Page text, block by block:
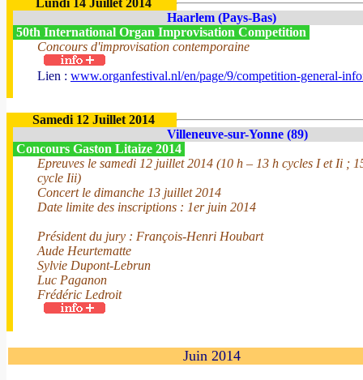
Lundi 14 Juillet 2014
Haarlem (Pays-Bas)
50th International Organ Improvisation Competition
Concours d'improvisation contemporaine
Lien : www.organfestival.nl/en/page/9/competition-general-
Samedi 12 Juillet 2014
Villeneuve-sur-Yonne (89)
Concours Gaston Litaize 2014
Epreuves le samedi 12 juillet 2014 (10 h – 13 h cycles I et Ii ;
cycle Iii)
Concert le dimanche 13 juillet 2014
Date limite des inscriptions : 1er juin 2014
Président du jury : François-Henri Houbart
Aude Heurtematte
Sylvie Dupont-Lebrun
Luc Paganon
Frédéric Ledroit
Juin 2014